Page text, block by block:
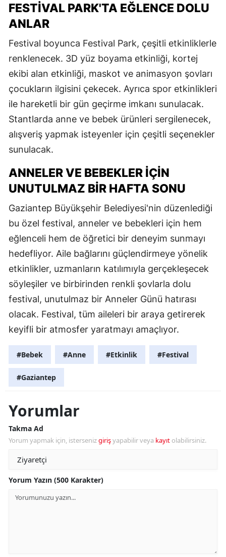
FESTIVAL PARK'TA EĞLENCE DOLU
ANLAR
Festival boyunca Festival Park, çeşitli etkinliklerle
renklenecek. 3D yüz boyama etkinliği, kortej
ekibi alan etkinliği, maskot ve animasyon şovları
çocukların ilgisini çekecek. Ayrıca spor etkinlikleri
ile hareketli bir gün geçirme imkanı sunulacak.
Stantlarda anne ve bebek ürünleri sergilenecek,
alışveriş yapmak isteyenler için çeşitli seçenekler
sunulacak.
ANNELER VE BEBEKLER İÇIN
UNUTULMAZ BIR HAFTA SONU
Gaziantep Büyükşehir Belediyesi'nin düzenlediği
bu özel festival, anneler ve bebekleri için hem
eğlenceli hem de öğretici bir deneyim sunmayı
hedefliyor. Aile bağlarını güçlendirmeye yönelik
etkinlikler, uzmanların katılımıyla gerçekleşecek
söyleşiler ve birbirinden renkli şovlarla dolu
festival, unutulmaz bir Anneler Günü hatırası
olacak. Festival, tüm aileleri bir araya getirerek
keyifli bir atmosfer yaratmayı amaçlıyor.
#Bebek #Anne #Etkinlik #Festival
#Gaziantep
Yorumlar
Takma Ad
Yorum yapmak için, istersenizgirişyapabilir veya kayıt olabilirsiniz.
Yorum Yazın (500 Karakter)